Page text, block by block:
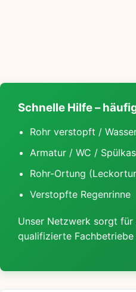
Schnelle Hilfe –
Rohr verstopft /
Armatur / WC /
Rohr-Ortung
Verstopfte Regenrinne
Unser Netzwerk sorgt
qualifizierte Fachbetriebe